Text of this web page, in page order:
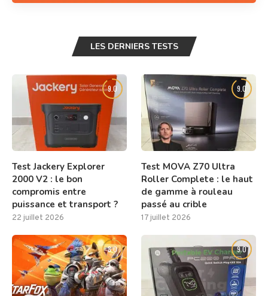
LES DERNIERS TESTS
9.0
Test Jackery Explorer
2000 V2 : le bon
compromis entre
puissance et transport ?
22 juillet 2026
9.0
Test MOVA Z70 Ultra
Roller Complete : le haut
de gamme à rouleau
passé au crible
17 juillet 2026
8.0 9.0